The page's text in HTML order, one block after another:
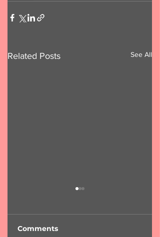
Related Posts See All
Comments